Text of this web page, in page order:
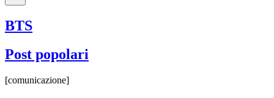
BTS
Post popolari
[comunicazione]